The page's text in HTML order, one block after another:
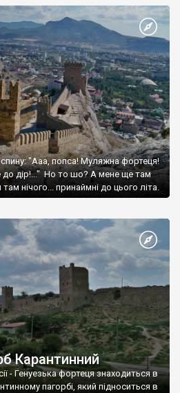
"Ааа, попса! Муляжна фортеця!
до дір!..." Но то шо? А мене ще там
нічого... принаймні до цього літа.
Карантинний
- Генуезька фортеця знаходиться в
пагорбі, який підноситься в